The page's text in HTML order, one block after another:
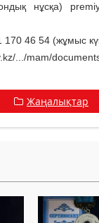
нұсқа)
46 54 (жұмыс
.../mam/
Жаңалықтар